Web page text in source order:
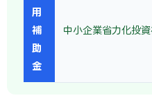
用
補
助
金
中小企業省力化投